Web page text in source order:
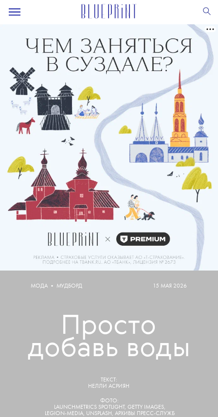
МОДА • МУДБОРД 15 МАЯ 2026
Просто
добавь воды
ТЕКСТ:
НЕЛЛИ АСРИЯН
ФОТО:
LAUNCHMETRICS SPOTLIGHT, GETTY IMAGES,
LEGION-MEDIA, UNSPLASH, АРХИВЫ ПРЕСС-СЛУЖБ